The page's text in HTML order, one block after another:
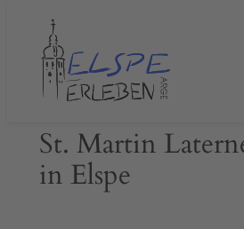
springen
St. Martin
in Elspe